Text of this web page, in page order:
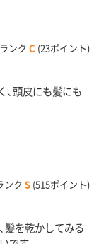
ンク C (23ポイント)
、頭皮にも髪にも
ンク S (515ポイント)
髪を乾かしてみる